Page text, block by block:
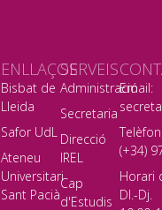
SERVEIS
Administració
Secretaria
Direcció
IREL
Cap
d'Estudis
ENLLAÇOS
Bisbat de
Lleida
Safor UdL
Ateneu
Universitari
Sant Pacià
Email:
Telèfon
(+34)
Horari
Dl.-Dj.